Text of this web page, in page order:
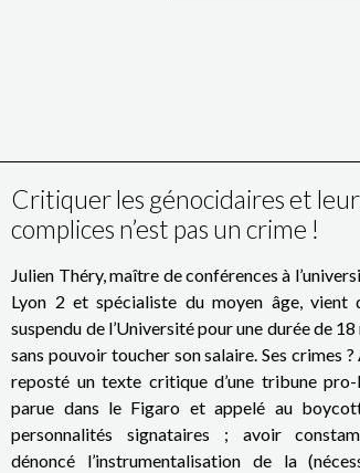
Critiquer les génocidaires et
complices n’est pas un crime !
Julien Théry, maître de conférences à
Lyon 2 et spécialiste du moyen âge, vient
suspendu de l’Université pour une durée de 18
sans pouvoir toucher son salaire. Ses crimes
reposté un texte critique d’une tribune pro-
parue dans le Figaro et appelé au
personnalités signataires ; avoir
dénoncé l’instrumentalisation de la